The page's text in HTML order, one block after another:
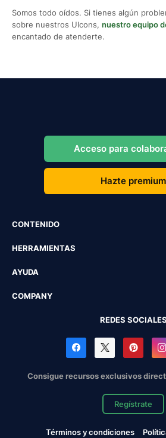
Somos todo oídos. Si tienes algún
sobre nuestros UIcons, nuestro equipo
encantado de atenderte.
Acceso para
Hazte premium
CONTENIDO
HERRAMIENTAS
AYUDA
COMPANY
REDES SOCIALES
Consigue recursos exclusivos
Regístrate
Términos y condiciones